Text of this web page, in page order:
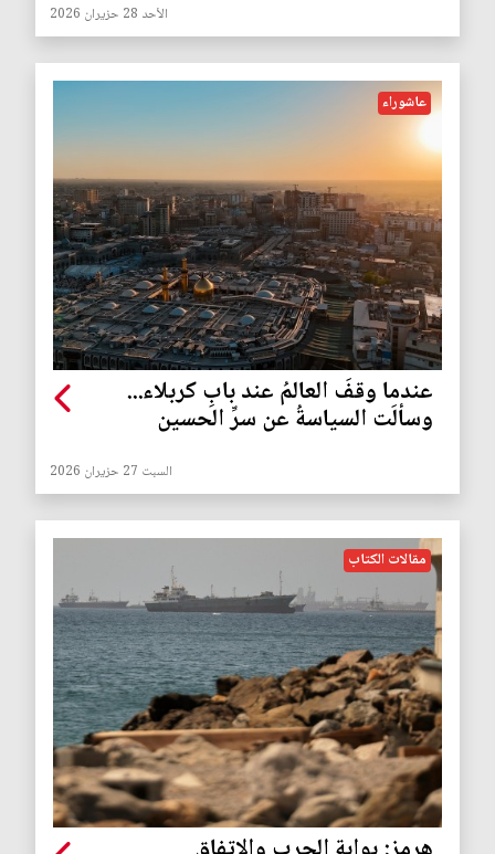
الأحد 28 حزيران 2026
عاشوراء
عندما وقفَ العالمُ عند بابِ كربلاء...
وسألَت السياسةُ عن سرِّ الحسين
السبت 27 حزيران 2026
مقالات الكتاب